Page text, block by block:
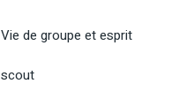
Vie de groupe et esprit
scout